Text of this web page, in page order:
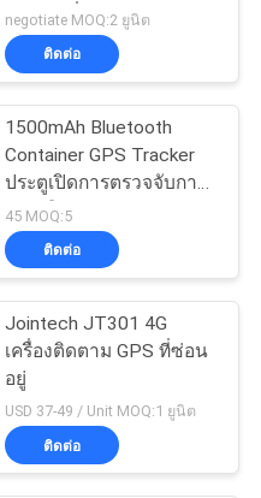
แบตเตอรี่ยาวนาน
negotiate MOQ:2 ยูนิต
ติดต่อ
1500mAh Bluetooth
Container GPS Tracker
ประตูเปิดการตรวจจับการ
แจ้งเตือน
45 MOQ:5
ติดต่อ
Jointech JT301 4G
เครื่องติดตาม GPS ที่ซ่อน
อยู่
USD 37-49 / Unit MOQ:1 ยูนิต
ติดต่อ